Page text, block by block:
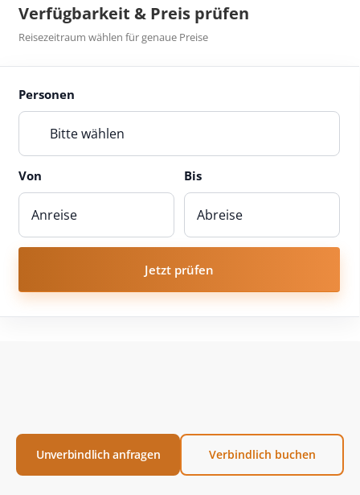
Verfügbarkeit & Preis prüfen
Reisezeitraum wählen für genaue Preise
Personen
Bitte wählen
Von Bis
Jetzt prüfen
Unverbindlich anfragen Verbindlich buchen